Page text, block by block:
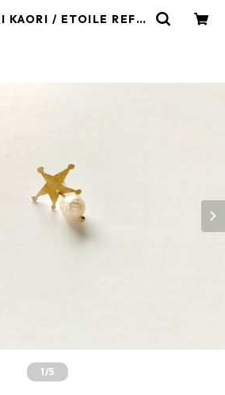
KAORI / ETOILE REF2
1/5